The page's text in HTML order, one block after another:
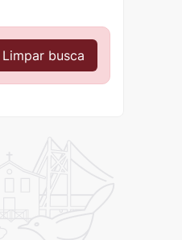
Limpar busca